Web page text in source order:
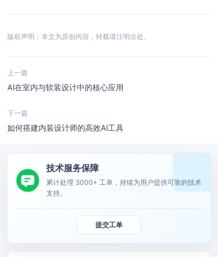
版权声明：本文为原创内容，转载请注明出处。
上一篇
AI在室内与软装设计中的核心应用
下一篇
如何搭建内装设计师的高效AI工具
技术服务保障
累计处理 3000+ 工单，持续为用户提供可靠的技术
支持。
提交工单